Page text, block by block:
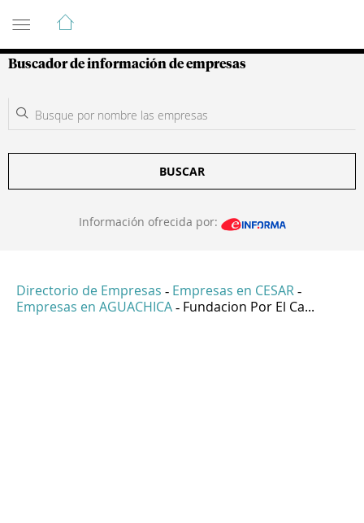
Guía de Empresas Colombianas
Buscador de información de empresas
BUSCAR
Información ofrecida por:
Directorio de Empresas - Empresas en CESAR -
Empresas en AGUACHICA - Fundacion Por El Ca...